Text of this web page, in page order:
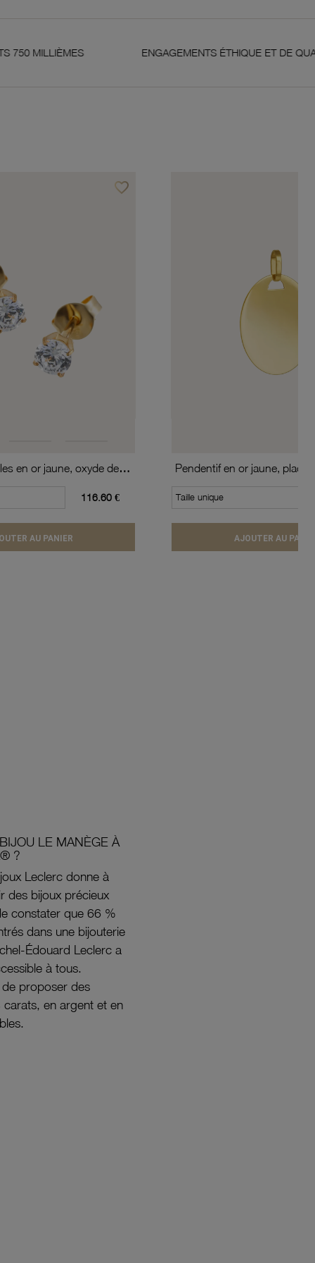
ENGAGEMENTS ÉTHIQUE ET DE QUALITÉ
favorite_borderAjouter à vos favoris
Boucles d'oreilles en or jaune, oxyde de zirconium (moyen modèle).
116.60 €
AU PANIER
Pendentif en or jaune,
Taille unique
AJOUTER AU
LE MANÈGE À
?
Leclerc donne à
des bijoux précieux
constater que 66 %
dans une bijouterie
Édouard Leclerc a
à tous.
proposer des
en argent et en